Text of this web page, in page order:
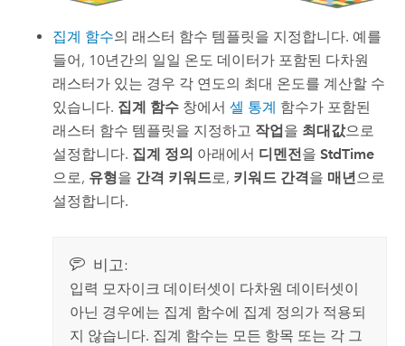
집계 함수의 래스터 함수 템플릿을 지정합니다. 예를
들어, 10년간의 일일 온도 데이터가 포함된 다차원
래스터가 있는 경우 각 연도의 최대 온도를 계산할 수
있습니다. 집계 함수 창에서셀 통계 함수가 포함된
래스터 함수 템플릿을 지정하고 작업을 최대값으로
설정합니다. 집계 정의 아래에서 디멘전을StdTime
으로, 유형을 간격 키워드로, 키워드 간격을 매년 으로
설정합니다.
비고:
입력 모자이크 데이터셋이 다차원 데이터셋이
아닌 경우에는 집계 함수에 집계 정의가 적용되
지 않습니다. 집계 함수는 모든 항목 또는 각 그